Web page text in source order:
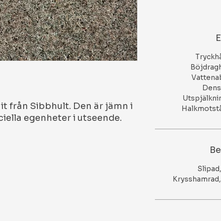
från Sibbhult. Den är jämn i
egenheter i utseende.